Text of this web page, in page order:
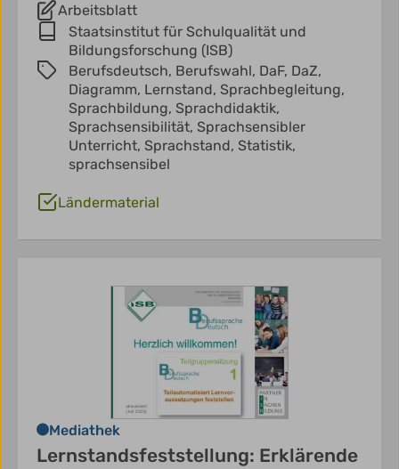
Arbeitsblatt
Staatsinstitut für Schulqualität und
Bildungsforschung (ISB)
Berufsdeutsch, Berufswahl, DaF, DaZ,
Diagramm, Lernstand, Sprachbegleitung,
Sprachbildung, Sprachdidaktik,
Sprachsensibilität, Sprachsensibler
Unterricht, Sprachstand, Statistik,
sprachsensibel
Ländermaterial
Mediathek
Lernstandsfeststellung: Erklärende